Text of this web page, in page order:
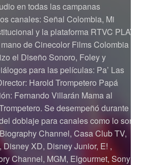
en todas las campanas
canales: Señal Colombia, Mi
y la plataforma RTVC PLAY.
de Cinecolor Films Colombia
el Diseño Sonoro, Foley y
para las películas: Pa’ Las
Harold Trompetero Papá
Fernando Villarán Mama al
Se desempeñó durante 5
doblaje para canales como lo son:
Channel, Casa Club TV,
XD, Disney Junior, E! ,
Channel, MGM, Elgourmet, Sony